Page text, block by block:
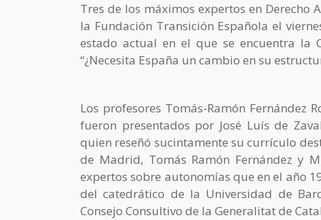
Tres de los máximos expertos en
la Fundación Transición Española el
estado actual en el que se encuentra la
“¿Necesita España un cambio en su
Los profesores Tomás-Ramón Fernández
fueron presentados por José Luís de
quien reseñó sucintamente su currículo
de Madrid, Tomás Ramón Fernández y
expertos sobre autonomías que en el año
del catedrático de la Universidad de
Consejo Consultivo de la Generalitat de